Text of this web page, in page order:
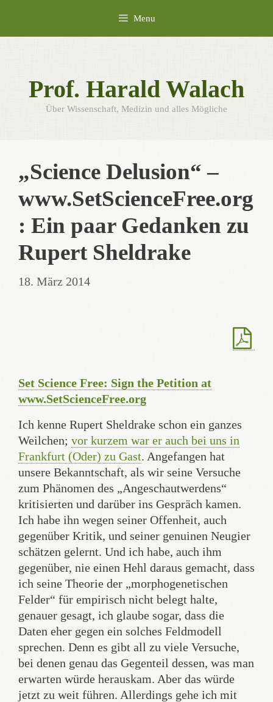
content
Menu
Prof. Harald Walach
Über Wissenschaft, Medizin und alles Mögliche
„Science Delusion“ –
www.SetScienceFree.org
: Ein paar Gedanken zu
Rupert Sheldrake
18. März 2014
Set Science Free: Sign the Petition at
www.SetScienceFree.org
Ich kenne Rupert Sheldrake schon ein ganzes
Weilchen; vor kurzem war er auch bei uns in
Frankfurt (Oder) zu Gast. Angefangen hat
unsere Bekanntschaft, als wir seine Versuche
zum Phänomen des „Angeschautwerdens“
kritisierten und darüber ins Gespräch kamen.
Ich habe ihn wegen seiner Offenheit, auch
gegenüber Kritik, und seiner genuinen Neugier
schätzen gelernt. Und ich habe, auch ihm
gegenüber, nie einen Hehl daraus gemacht, dass
ich seine Theorie der „morphogenetischen
Felder“ für empirisch nicht belegt halte,
genauer gesagt, ich glaube sogar, dass die
Daten eher gegen ein solches Feldmodell
sprechen. Denn es gibt all zu viele Versuche,
bei denen genau das Gegenteil dessen, was man
erwarten würde herauskam. Aber das würde
jetzt zu weit führen. Allerdings gehe ich mit